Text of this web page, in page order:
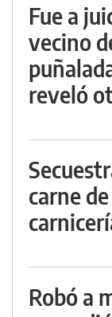
Fue a
vecino
reveló
carne
Robó a